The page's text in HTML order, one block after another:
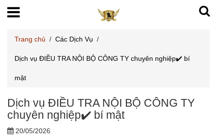
Trang chủ / Các Dịch Vụ /
Dịch vụ ĐIỀU TRA NỘI BỘ CÔNG TY chuyên nghiệp✔️ bí
mật
Dịch vụ ĐIỀU TRA NỘI BỘ CÔNG TY
chuyên nghiệp✔️ bí mật
20/05/2026